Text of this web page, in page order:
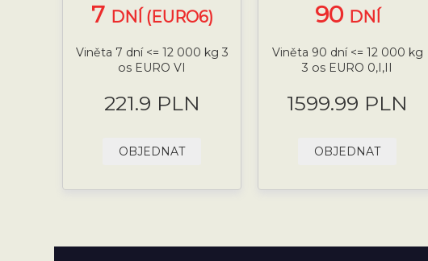
7 DNÍ (EURO6)
Viněta 7 dní <= 12 000 kg 3
os EURO VI
221.9 PLN
OBJEDNAT
90 DNÍ
Viněta 90 dní <= 12 000 kg
3 os EURO 0,I,II
1599.99 PLN
OBJEDNAT